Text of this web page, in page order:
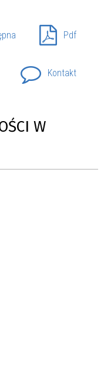
Pdf
Kontakt
W